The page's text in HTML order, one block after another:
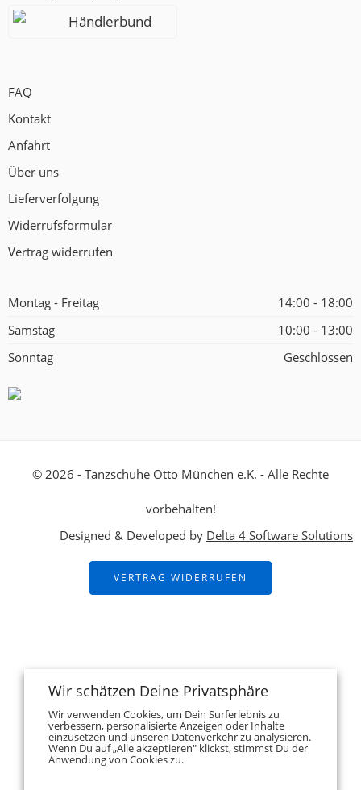
Händlerbund
FAQ
Kontakt
Anfahrt
Über uns
Lieferverfolgung
Widerrufsformular
Vertrag widerrufen
Montag - Freitag
14:00 - 18:00
Samstag
10:00 - 13:00
Sonntag
Geschlossen
© 2026 - Tanzschuhe Otto München e.K. - Alle Rechte
vorbehalten!
Designed & Developed by Delta 4 Software Solutions
VERTRAG WIDERRUFEN
Wir schätzen Deine Privatsphäre
Wir verwenden Cookies, um Dein Surferlebnis zu
verbessern, personalisierte Anzeigen oder Inhalte
einzusetzen und unseren Datenverkehr zu analysieren.
Wenn Du auf „Alle akzeptieren" klickst, stimmst Du der
Anwendung von Cookies zu.